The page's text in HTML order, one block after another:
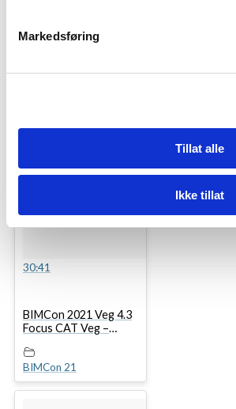
Markedsføring
Tillat alle
Ikke tillat
30:41
BIMCon 2021 Veg 4.3
Focus CAT Veg –
metadata
BIMCon 21